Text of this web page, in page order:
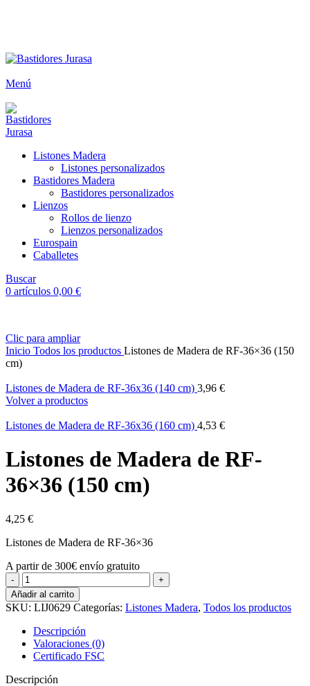
Menú
Listones Madera
Listones personalizados
Bastidores Madera
Bastidores personalizados
Lienzos
Rollos de lienzo
Lienzos personalizados
Eurospain
Caballetes
Buscar
0 artículos 0,00 €
Clic para ampliar
Inicio Todos los productos Listones de Madera de RF-36×36 (150
cm)
Listones de Madera de RF-36x36 (140 cm) 3,96 €
Volver a productos
Listones de Madera de RF-36x36 (160 cm) 4,53 €
Listones de Madera de RF-
36×36 (150 cm)
4,25 €
Listones de Madera de RF-36×36
A partir de 300€ envío gratuito
Listones
de
Madera
de
RF-
36x36
(150
cm)
cantidad
Añadir al carrito
SKU: LIJ0629 Categorías: Listones Madera, Todos los productos
Descripción
Valoraciones (0)
Certificado FSC
Descripción